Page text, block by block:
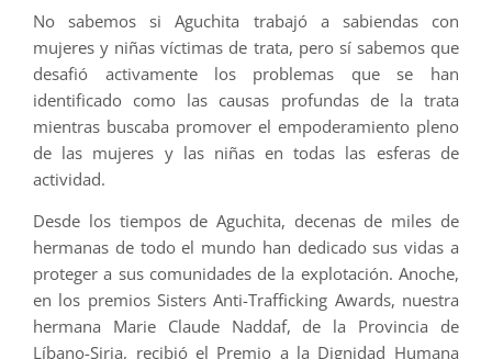
No sabemos si Aguchita trabajó a sabiendas con
mujeres y niñas víctimas de trata, pero sí sabemos que
desafió activamente los problemas que se han
identificado como las causas profundas de la trata
mientras buscaba promover el empoderamiento pleno
de las mujeres y las niñas en todas las esferas de
actividad.
Desde los tiempos de Aguchita, decenas de miles de
hermanas de todo el mundo han dedicado sus vidas a
proteger a sus comunidades de la explotación. Anoche,
en los premios Sisters Anti-Trafficking Awards, nuestra
hermana Marie Claude Naddaf, de la Provincia de
Líbano-Siria, recibió el Premio a la Dignidad Humana